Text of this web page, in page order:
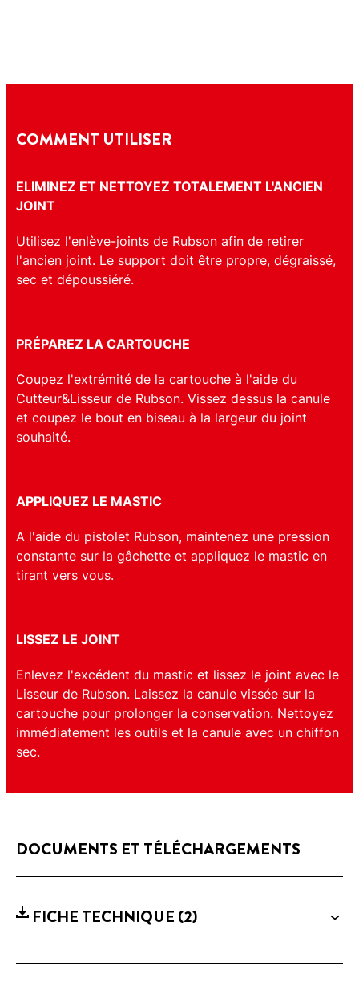
COMMENT UTILISER
ELIMINEZ ET NETTOYEZ TOTALEMENT L'ANCIEN
JOINT
Utilisez l'enlève-joints de Rubson afin de retirer
l'ancien joint. Le support doit être propre, dégraissé,
sec et dépoussiéré.
PRÉPAREZ LA CARTOUCHE
Coupez l'extrémité de la cartouche à l'aide du
Cutteur&Lisseur de Rubson. Vissez dessus la canule
et coupez le bout en biseau à la largeur du joint
souhaité.
APPLIQUEZ LE MASTIC
A l'aide du pistolet Rubson, maintenez une pression
constante sur la gâchette et appliquez le mastic en
tirant vers vous.
LISSEZ LE JOINT
Enlevez l'excédent du mastic et lissez le joint avec le
Lisseur de Rubson. Laissez la canule vissée sur la
cartouche pour prolonger la conservation. Nettoyez
immédiatement les outils et la canule avec un chiffon
sec.
DOCUMENTS ET TÉLÉCHARGEMENTS
FICHE TECHNIQUE (2)